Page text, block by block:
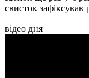
свисток зафіксував
відео дня